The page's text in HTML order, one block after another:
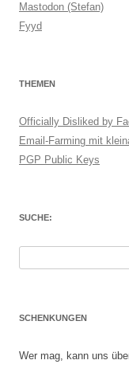
Mastodon (Stefan)
Fyyd
THEMEN
Officially Disliked by
Email-Farming mit
PGP Public Keys
SUCHE:
SCHENKUNGEN
Wer mag, kann uns